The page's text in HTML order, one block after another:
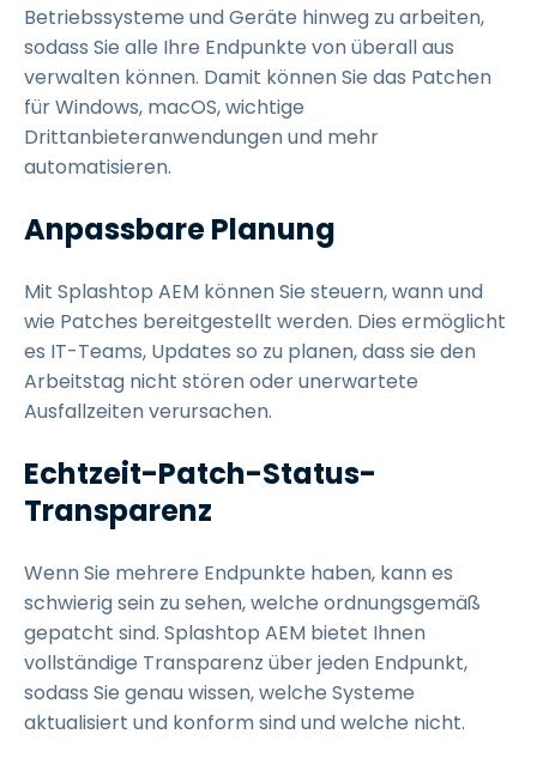
Betriebssysteme und Geräte hinweg zu arbeiten,
sodass Sie alle Ihre Endpunkte von überall aus
verwalten können. Damit können Sie das Patchen
für Windows, macOS, wichtige
Drittanbieteranwendungen und mehr
automatisieren.
Anpassbare Planung
Mit Splashtop AEM können Sie steuern, wann und
wie Patches bereitgestellt werden. Dies ermöglicht
es IT-Teams, Updates so zu planen, dass sie den
Arbeitstag nicht stören oder unerwartete
Ausfallzeiten verursachen.
Echtzeit-Patch-Status-
Transparenz
Wenn Sie mehrere Endpunkte haben, kann es
schwierig sein zu sehen, welche ordnungsgemäß
gepatcht sind. Splashtop AEM bietet Ihnen
vollständige Transparenz über jeden Endpunkt,
sodass Sie genau wissen, welche Systeme
aktualisiert und konform sind und welche nicht.